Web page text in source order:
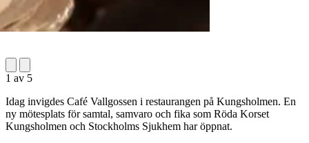
1 av 5
Idag invigdes Café Vallgossen i restaurangen på Kungsholmen. En
ny mötesplats för samtal, samvaro och fika som Röda Korset
Kungsholmen och Stockholms Sjukhem har öppnat.